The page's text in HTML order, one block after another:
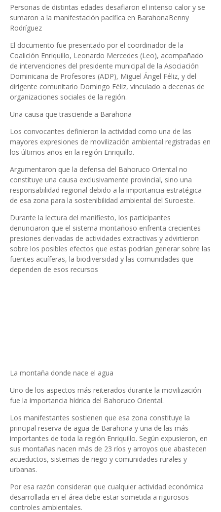
Personas de distintas edades desafiaron el intenso calor y se
sumaron a la manifestación pacífica en BarahonaBenny
Rodríguez
El documento fue presentado por el coordinador de la
Coalición Enriquillo, Leonardo Mercedes (Leo), acompañado
de intervenciones del presidente municipal de la Asociación
Dominicana de Profesores (ADP), Miguel Ángel Féliz, y del
dirigente comunitario Domingo Féliz, vinculado a decenas de
organizaciones sociales de la región.
Una causa que trasciende a Barahona
Los convocantes definieron la actividad como una de las
mayores expresiones de movilización ambiental registradas en
los últimos años en la región Enriquillo.
Argumentaron que la defensa del Bahoruco Oriental no
constituye una causa exclusivamente provincial, sino una
responsabilidad regional debido a la importancia estratégica
de esa zona para la sostenibilidad ambiental del Suroeste.
Durante la lectura del manifiesto, los participantes
denunciaron que el sistema montañoso enfrenta crecientes
presiones derivadas de actividades extractivas y advirtieron
sobre los posibles efectos que estas podrían generar sobre las
fuentes acuíferas, la biodiversidad y las comunidades que
dependen de esos recursos
La montaña donde nace el agua
Uno de los aspectos más reiterados durante la movilización
fue la importancia hídrica del Bahoruco Oriental.
Los manifestantes sostienen que esa zona constituye la
principal reserva de agua de Barahona y una de las más
importantes de toda la región Enriquillo. Según expusieron, en
sus montañas nacen más de 23 ríos y arroyos que abastecen
acueductos, sistemas de riego y comunidades rurales y
urbanas.
Por esa razón consideran que cualquier actividad económica
desarrollada en el área debe estar sometida a rigurosos
controles ambientales.